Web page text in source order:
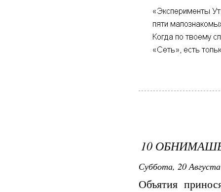
10
Суббота, 20
Объятия